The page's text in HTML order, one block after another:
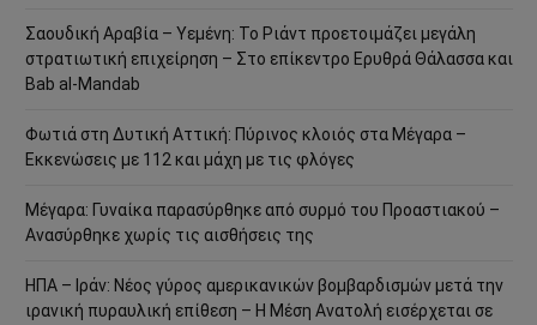
Σαουδική Αραβία – Υεμένη: Το Ριάντ προετοιμάζει μεγάλη
στρατιωτική επιχείρηση – Στο επίκεντρο Ερυθρά Θάλασσα και
Bab al-Mandab
Φωτιά στη Δυτική Αττική: Πύρινος κλοιός στα Μέγαρα –
Εκκενώσεις με 112 και μάχη με τις φλόγες
Μέγαρα: Γυναίκα παρασύρθηκε από συρμό του Προαστιακού –
Ανασύρθηκε χωρίς τις αισθήσεις της
ΗΠΑ – Ιράν: Νέος γύρος αμερικανικών βομβαρδισμών μετά την
ιρανική πυραυλική επίθεση – Η Μέση Ανατολή εισέρχεται σε